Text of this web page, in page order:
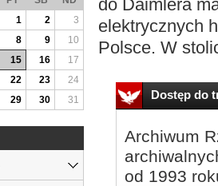
do Daimlera
elektrycznych
Polsce. W
Dostęp do
Archiwum
od 1993
1
2
3
8 9
10
15 16
17
22 23
24
29 30 31